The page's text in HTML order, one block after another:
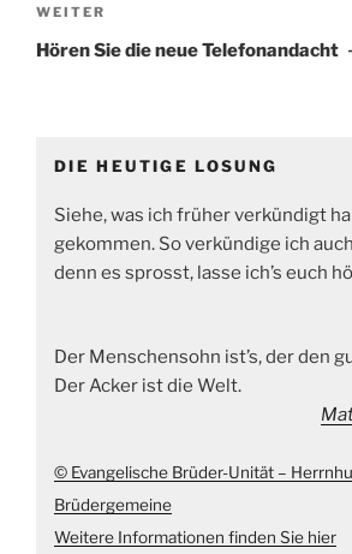
Nächster
Beitrag
WEITER
Hören Sie die neue Telefonandacht
DIE HEUTIGE LOSUNG
Siehe, was ich früher verkündigt
gekommen. So verkündige ich
denn es sprosst, lasse ich’s euch
Der Menschensohn ist’s, der den
Der Acker ist die Welt.
© Evangelische Brüder-Unität –
Brüdergemeine
Weitere Informationen finden Sie hier